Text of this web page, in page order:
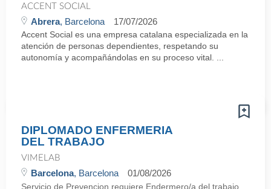
ACCENT SOCIAL
Abrera, Barcelona 17/07/2026
Accent Social es una empresa catalana especializada en la
atención de personas dependientes, respetando su
autonomía y acompañándolas en su proceso vital. ...
DIPLOMADO ENFERMERIA
DEL TRABAJO
VIMELAB
Barcelona, Barcelona 01/08/2026
Servicio de Prevencion requiere Endermero/a del trabajo